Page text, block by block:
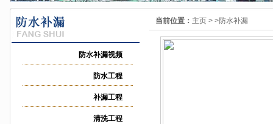
防水补漏视频
防水工程
补漏工程
清洗工程
当前位置： 主页 > >防水补漏